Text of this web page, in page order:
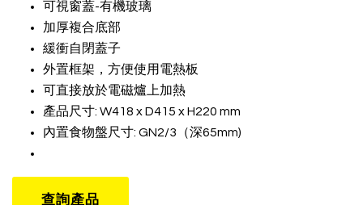
可視窗蓋-有機玻璃
加厚複合底部
緩衝自閉蓋子
外置框架，方便使用電熱板
可直接放於電磁爐上加熱
產品尺寸: W418 x D415 x H220 mm
內置食物盤尺寸: GN2/3（深65mm)